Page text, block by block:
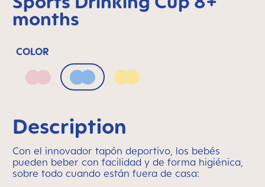
months
COLOR
Blush Powder BlueSunlight
Description
Con el innovador tapón deportivo, los bebés
pueden beber con facilidad y de forma higiénica,
sobre todo cuando están fuera de casa: